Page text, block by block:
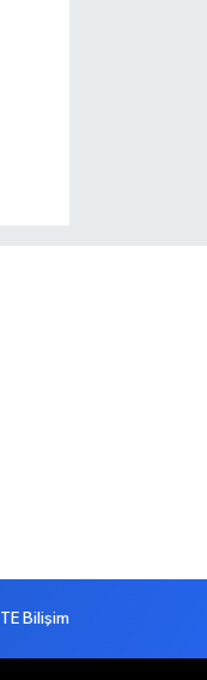
TE Bilişim